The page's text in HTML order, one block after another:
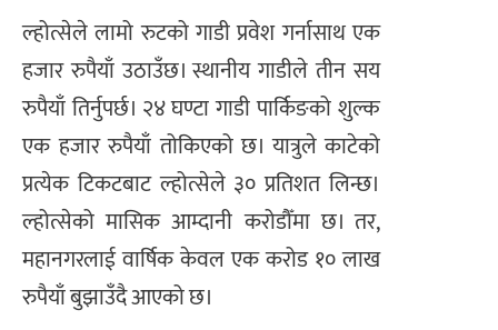
ल्होत्सेले लामो रुटको गाडी प्रवेश गर्नासाथ एक
हजार रुपैयाँ उठाउँछ। स्थानीय गाडीले तीन सय
रुपैयाँ तिर्नुपर्छ। २४ घण्टा गाडी पार्किङको शुल्क
एक हजार रुपैयाँ तोकिएको छ। यात्रुले काटेको
प्रत्येक टिकटबाट ल्होत्सेले ३० प्रतिशत लिन्छ।
ल्होत्सेको मासिक आम्दानी करोडौँमा छ। तर,
महानगरलाई वार्षिक केवल एक करोड १० लाख
रुपैयाँ बुझाउँदै आएको छ।